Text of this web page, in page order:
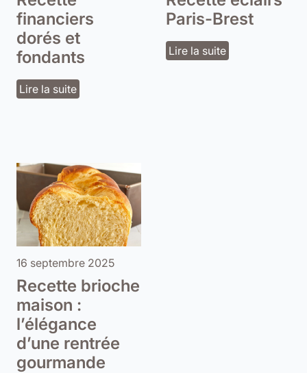
financiers
dorés et
fondants
Lire la suite
Paris-Brest
Lire la suite
16 septembre 2025
Recette brioche
maison :
l’élégance
d’une rentrée
gourmande